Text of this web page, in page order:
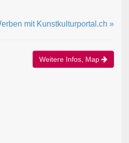
mit Kunstkulturportal.ch »
Weitere Infos, Map